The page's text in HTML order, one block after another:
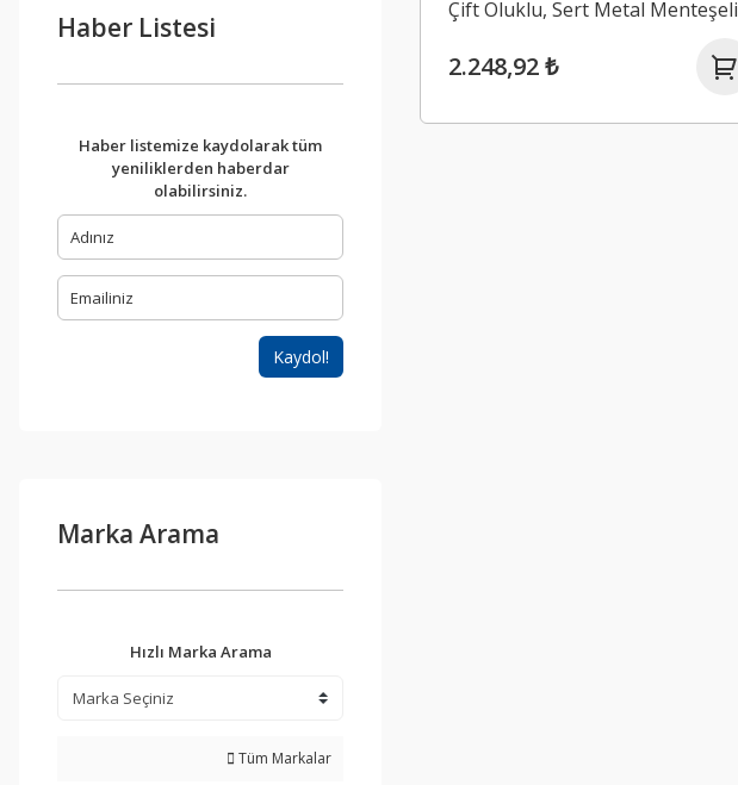
Haber Listesi
Haber listemize kaydolarak tüm
yeniliklerden haberdar
olabilirsiniz.
Kaydol!
Marka Arama
Hızlı Marka Arama
Tüm Markalar
Çift Oluklu, Sert Metal Menteşeli
2.248,92 ₺